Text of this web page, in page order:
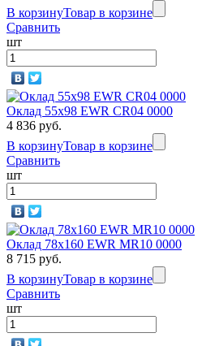
В корзинуТовар в корзине
Сравнить
шт
Оклад 55x98 EWR CR04 0000
4 836 руб.
В корзинуТовар в корзине
Сравнить
шт
Оклад 78x160 EWR MR10 0000
8 715 руб.
В корзинуТовар в корзине
Сравнить
шт